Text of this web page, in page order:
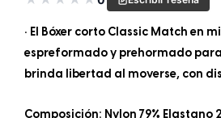
• El Bóxer corto Classic Match en
espreformado y prehormado
brinda libertad al moverse, con
Composición: Nylon 79% Elastano